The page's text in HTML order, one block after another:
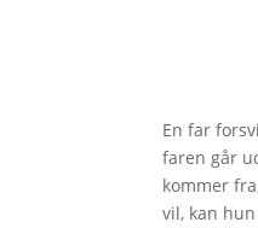
En far
faren går
kommer
vil, kan